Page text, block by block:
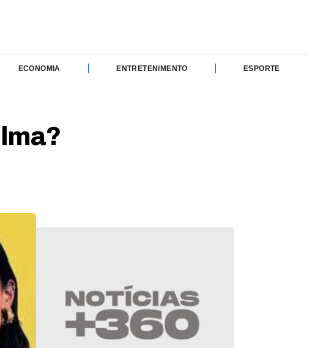
ECONOMIA ENTRETENIMENTO ESPORTE